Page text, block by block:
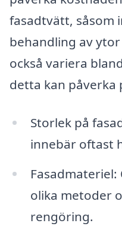
fasadtvätt, såsom
behandling av
också variera
detta kan påverka
Storlek på
innebär oftast
olika metoder
rengöring.